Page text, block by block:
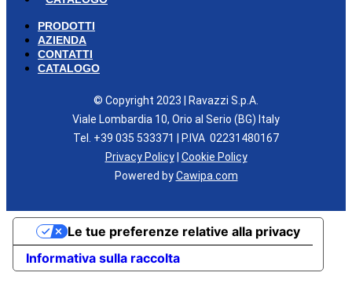
PRODOTTI
AZIENDA
CONTATTI
CATALOGO
© Copyright 2023 | Ravazzi S.p.A.
Viale Lombardia 10, Orio al Serio (BG) Italy
Tel. +39 035 533371 | P.IVA 02231480167
Privacy Policy| Cookie Policy
Powered byCawipa.com
Informativa sulla raccolta
Le tue preferenze relative alla privacy